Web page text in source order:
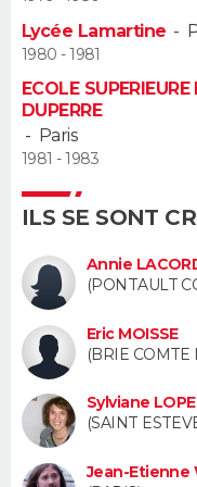
Alimentation
Guide de la santé
Maladies
Médicaments
Sommeil
VOYAGE
Destinations
City break
Voyage nature
Voyage de noces
Forum
Climat
+
PHOTO
GUIDES D'ACHAT
BONS PLANS
CARTE DE VOEUX
Carte de Noël
Carte Bonne année
Carte Saint-Valentin
Carte Pâques
Carte d'anniversaire
DICTIONNAIRE
Dictionnaire
Biographies
Citations
Expressions
Proverbes
PROGRAMME TV
COPAINS D'AVANT
S'inscrire
Se connecter
Lycées
Collèges
Primaires
Universités
Entreprises
Service militaire
Avis de recherche
Lycée Lamartine -
1980 - 1981
ECOLE
DUPERRE
- Paris
1981 - 1983
ILS SE SONT
Annie
(PONTAULT
Eric MOISSE
(BRIE COMTE
Sylviane
(SAINT
Jean-Etienne